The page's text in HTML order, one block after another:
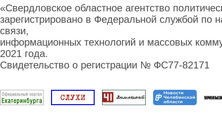
«Свердловское областное агентство
зарегистрировано в Федеральной службой по
связи,
информационных технологий и массовых
2021 года.
Свидетельство о регистрации № ФС77-82171